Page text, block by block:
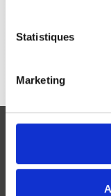
Statistiques
Marketing